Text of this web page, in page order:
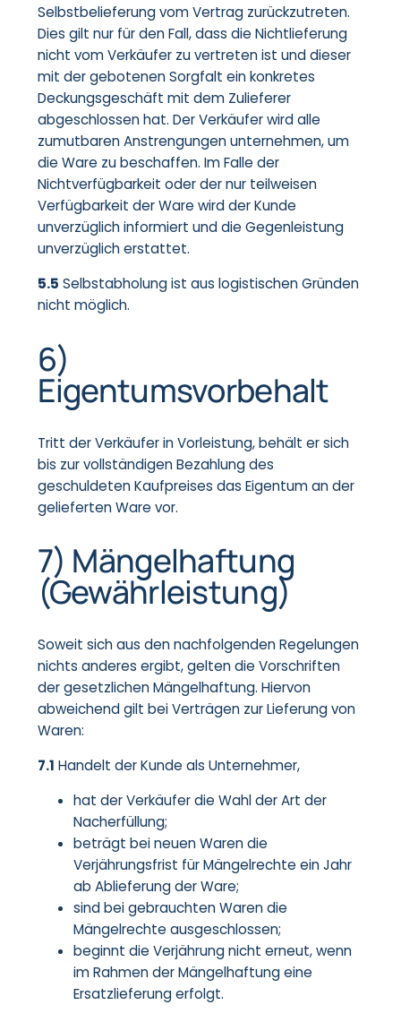
Selbstbelieferung vom Vertrag zurückzutreten.
Dies gilt nur für den Fall, dass die Nichtlieferung
nicht vom Verkäufer zu vertreten ist und dieser
mit der gebotenen Sorgfalt ein konkretes
Deckungsgeschäft mit dem Zulieferer
abgeschlossen hat. Der Verkäufer wird alle
zumutbaren Anstrengungen unternehmen, um
die Ware zu beschaffen. Im Falle der
Nichtverfügbarkeit oder der nur teilweisen
Verfügbarkeit der Ware wird der Kunde
unverzüglich informiert und die Gegenleistung
unverzüglich erstattet.
5.5 Selbstabholung ist aus logistischen Gründen
nicht möglich.
6)
Eigentumsvorbehalt
Tritt der Verkäufer in Vorleistung, behält er sich
bis zur vollständigen Bezahlung des
geschuldeten Kaufpreises das Eigentum an der
gelieferten Ware vor.
7) Mängelhaftung
(Gewährleistung)
Soweit sich aus den nachfolgenden Regelungen
nichts anderes ergibt, gelten die Vorschriften
der gesetzlichen Mängelhaftung. Hiervon
abweichend gilt bei Verträgen zur Lieferung von
Waren:
7.1 Handelt der Kunde als Unternehmer,
hat der Verkäufer die Wahl der Art der
Nacherfüllung;
beträgt bei neuen Waren die
Verjährungsfrist für Mängelrechte ein Jahr
ab Ablieferung der Ware;
sind bei gebrauchten Waren die
Mängelrechte ausgeschlossen;
beginnt die Verjährung nicht erneut, wenn
im Rahmen der Mängelhaftung eine
Ersatzlieferung erfolgt.